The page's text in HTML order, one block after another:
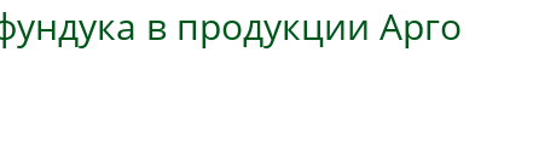
в продукции Арго